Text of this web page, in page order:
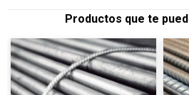
Productos que te